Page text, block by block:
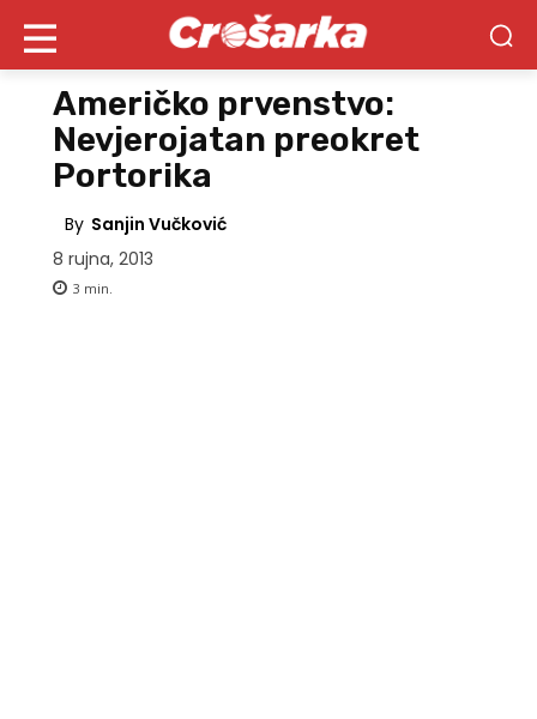
Američko prvenstvo:
Nevjerojatan preokret
Portorika
By Sanjin Vučković
8 rujna, 2013
3 min.